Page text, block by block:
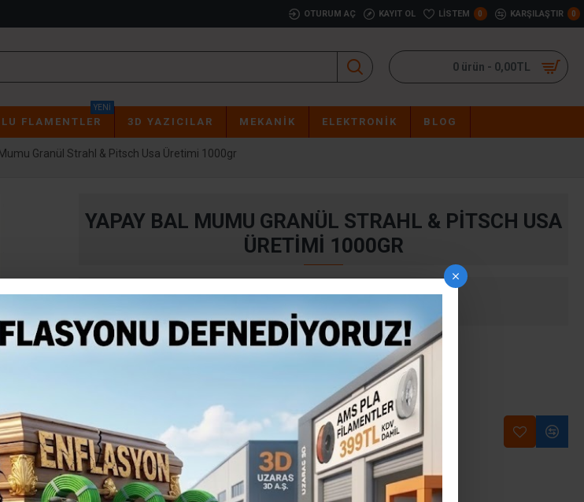
OTURUM AÇ KAYIT OL LISTEM 0 KARŞILAŞTIR 0
0 ürün - 0,00TL
FLAMENTLER
YENI
3D YAZICILAR MEKANIK ELEKTRONIK BLOG
Granül Strahl & Pitsch Usa Üretimi 1000gr
YAPAY BAL MUMU GRANÜL STRAHL & PITSCH USA
ÜRETIMI 1000GR
STOK: Stokta Var
88,20TL
SEPETE EKLE